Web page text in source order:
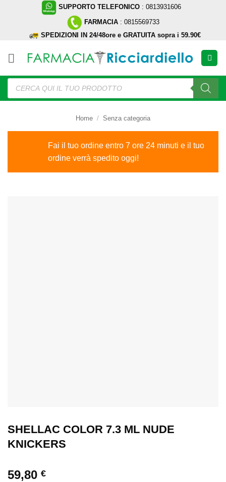
SUPPORTO TELEFONICO : 0813931606
FARMACIA : 0815569733
SPEDIZIONI IN 24/48ore e GRATUITA sopra i 59.90€
Ricerca
prodotti
Home / Senza categoria
Fai il tuo ordine entro 7 ore 24 minuti e il tuo
ordine verrà spedito oggi!
SHELLAC COLOR 7.3 ML NUDE
KNICKERS
59,80 €